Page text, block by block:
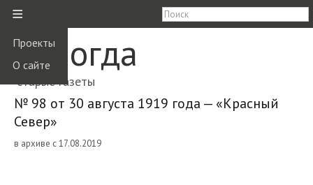
≡
Проекты
О сайте
Вологда
старые газеты
№ 98 от 30 августа 1919 года — «Красный
Север»
в архиве с 17.08.2019